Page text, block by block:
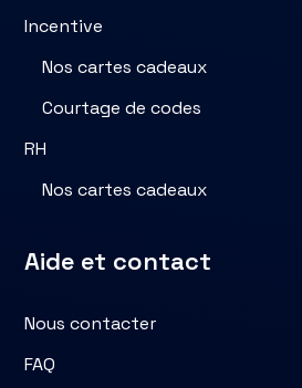
Incentive
Nos cartes cadeaux
Courtage de codes
RH
Nos cartes cadeaux
Aide et contact
Nous contacter
FAQ